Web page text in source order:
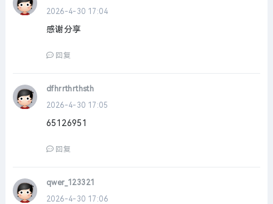
2026-4-30 17:04
感谢分享
回复
dfhrrthrthsth
2026-4-30 17:05
65126951
回复
qwer_123321
2026-4-30 17:06